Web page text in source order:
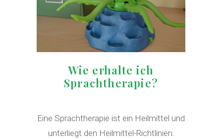
Wie erhalte ich
Sprachtherapie?
Eine Sprachtherapie ist ein Heilmittel und
unterliegt den Heilmittel-Richtlinien.